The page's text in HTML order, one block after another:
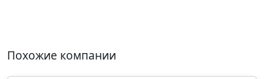
Похожие компании